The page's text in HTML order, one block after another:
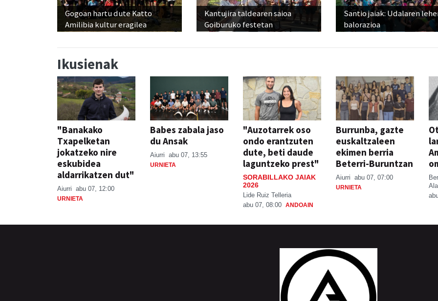
Gogoan hartu dute Katto
Amilibia kultur eragilea
Kantujira taldearen saioa
Goiburuko festetan
Santio jaiak: Udalaren
balorazioa
Ikusienak
"Banakako
Txapelketan
jokatzeko nire
eskubidea
aldarrikatzen dut"
Aiurri abu 07, 12:00
URNIETA
Babes zabala jaso
du Ansak
Aiurri abu 07, 13:55
URNIETA
"Auzotarrek oso
ondo erantzuten
dute, beti daude
laguntzeko prest"
SORABILLAKO JAIAK
2026
Lide Ruiz Telleria
abu 07, 08:00 ANDOAIN
Burrunba, gazte
euskaltzaleen
ekimen berria
Beterri-Buruntzan
Aiurri abu 07, 07:00
URNIETA